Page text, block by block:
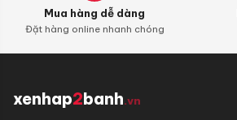
Mua hàng dễ dàng
Đặt hàng online nhanh chóng
xenhap2banh.vn